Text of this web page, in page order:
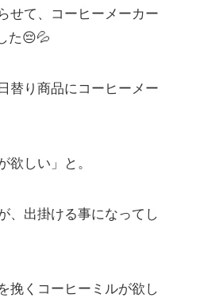
せて、コーヒーメーカー
た😔💦
替り商品にコーヒーメー
欲しい」と。
、出掛ける事になってし
挽くコーヒーミルが欲し